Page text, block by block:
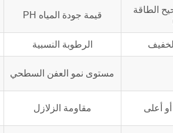
الطاقة
قيمة جودة المياه PH
الرطوبة النسبية
مستوى نمو العفن السطحي
مقاومة الزلازل